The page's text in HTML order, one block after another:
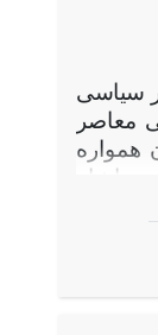
سیاسی
معاصر
همواره
توان
دوره